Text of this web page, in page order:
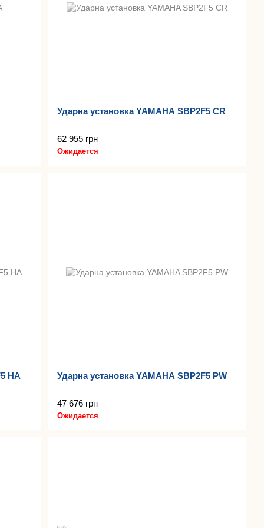
Ударна установка YAMAHA SBP2F5 CR
62 955 грн
Ожидается
HA Ударна установка YAMAHA SBP2F5 PW
47 676 грн
Ожидается